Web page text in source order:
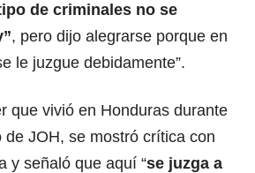
de criminales no se
, pero dijo alegrarse porque en
le juzgue debidamente”.
que vivió en Honduras durante
de JOH, se mostró crítica con
y señaló que aquí “se juzga a